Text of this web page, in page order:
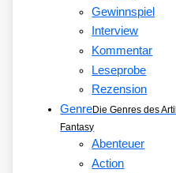
Gewinnspiel
Interview
Kommentar
Leseprobe
Rezension
GenreDie Genres des
Fantasy
Abenteuer
Action